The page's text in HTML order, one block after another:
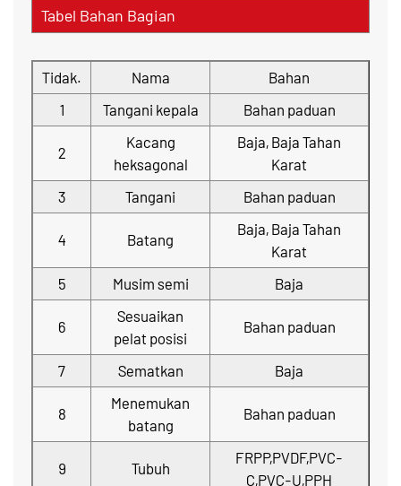
Tabel Bahan Bagian
Tidak. Nama
Bahan
1
Tangani kepala Bahan paduan
2
Kacang
heksagonal
Baja, Baja Tahan
Karat
3
Tangani Bahan paduan
4 Batang
Baja, Baja Tahan
Karat
5
Musim semi Baja
6
Sesuaikan
pelat posisi
Bahan paduan
7 Sematkan Baja
8
Menemukan
batang
Bahan paduan
9 Tubuh
FRPP,PVDF,PVC-
C,PVC-U,PPH